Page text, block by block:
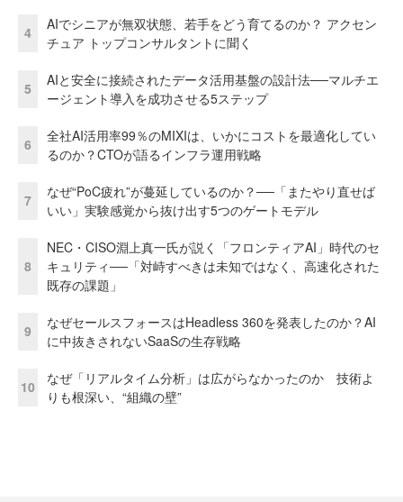
4
AIでシニアが無双状態、若手をどう育てるのか？ アクセン
チュア トップコンサルタントに聞く
5
AIと安全に接続されたデータ活用基盤の設計法──マルチエ
ージェント導入を成功させる5ステップ
6
全社AI活用率99％のMIXIは、いかにコストを最適化してい
るのか？CTOが語るインフラ運用戦略
7
なぜ“PoC疲れ”が蔓延しているのか？──「またやり直せば
いい」実験感覚から抜け出す5つのゲートモデル
8
NEC・CISO淵上真一氏が説く「フロンティアAI」時代のセ
キュリティ──「対峙すべきは未知ではなく、高速化された
既存の課題」
9
なぜセールスフォースはHeadless 360を発表したのか？AI
に中抜きされないSaaSの生存戦略
10
なぜ「リアルタイム分析」は広がらなかったのか 技術よ
りも根深い、“組織の壁”